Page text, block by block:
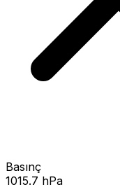
Basınç
1015.7 hPa